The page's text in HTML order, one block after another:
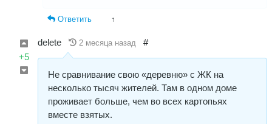
Ответить ↑
+5
delete 2 месяца назад #
Не сравнивание свою «деревню» с ЖК на
несколько тысяч жителей. Там в одном доме
проживает больше, чем во всех картопьях
вместе взятых.